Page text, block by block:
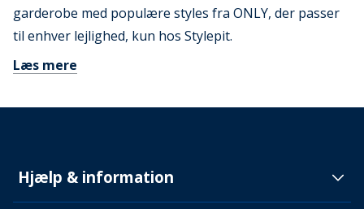
garderobe med populære styles fra ONLY, der passer
til enhver lejlighed, kun hos Stylepit.
Læs mere
Hjælp & information